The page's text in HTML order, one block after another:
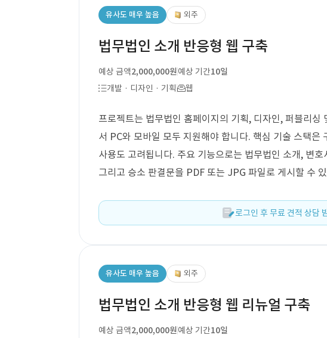
유사도 매우 높음 외주
법무법인 소개 반응형 웹 구축
예상 금액2,000,000원예상 기간10일
개발 · 디자인 · 기획
웹
프로젝트는 법무법인 홈페이지의 기획, 디자인, 퍼블리싱
서 PC와 모바일 모두 지원해야 합니다. 핵심 기술 스택은
사용도 고려됩니다. 주요 기능으로는 법무법인 소개, 변
그리고 승소 판결문을 PDF 또는 JPG 파일로 게시할 수
로그인 후 무료 견적 상담
유사도 매우 높음 외주
법무법인 소개 반응형 웹 리뉴얼 구축
예상 금액2,000,000원예상 기간10일